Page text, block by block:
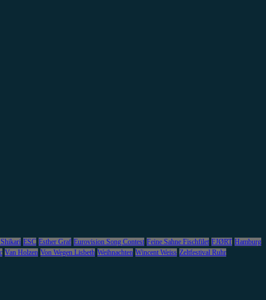
ESC Esther Graf Eurovision Song Contest Feine Sahne Fischfilet FJØRT Hamburg
Van Holzen Von Wegen Lisbeth Weihnachten Wincent Weiss Zeltfestival Ruhr